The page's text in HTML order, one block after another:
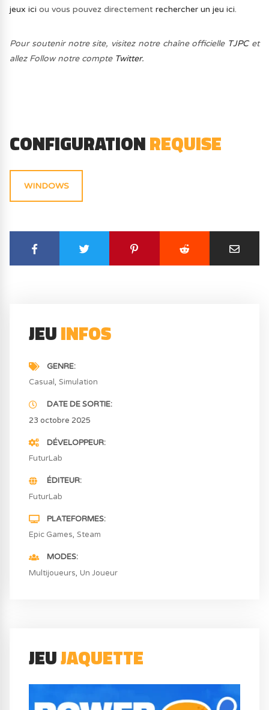
jeux ici ou vous pouvez directementrechercher un jeu ici.
Pour soutenir notre site, visitez notre chaîne officielle TJPCet
allez Follow notre compte Twitter.
CONFIGURATIONREQUISE
WINDOWS
JEUINFOS
GENRE
Casual Simulation
DATE DE SORTIE
23 octobre 2025
DÉVELOPPEUR
FuturLab
ÉDITEUR
FuturLab
PLATEFORMES
Epic Games Steam
MODES
Multijoueurs Un Joueur
JEUJAQUETTE